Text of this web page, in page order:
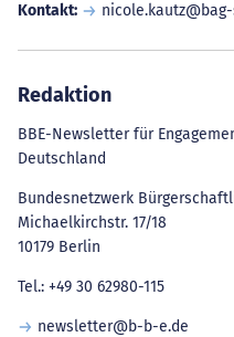
Kontakt:
Redaktion
BBE-Newsletter für
Deutschland
Bundesnetzwerk
Michaelkirchstr. 17/18
10179 Berlin
Tel.: +49 30 62980-115
newsletter@b-b-e.de